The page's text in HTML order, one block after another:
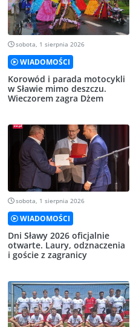
sobota, 1 sierpnia 2026
WIADOMOŚCI
Korowód i parada motocykli
w Sławie mimo deszczu.
Wieczorem zagra Dżem
sobota, 1 sierpnia 2026
WIADOMOŚCI
Dni Sławy 2026 oficjalnie
otwarte. Laury, odznaczenia
i goście z zagranicy